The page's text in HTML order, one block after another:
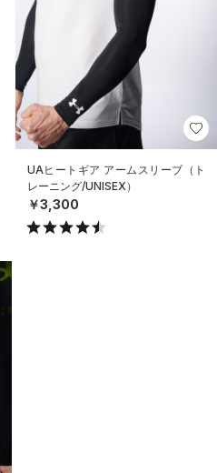
UAヒートギア アームスリーブ（ト
レーニング/UNISEX）
￥3,300